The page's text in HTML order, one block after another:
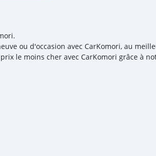
ou d'occasion avec CarKomori, au
le moins cher avec CarKomori grâce à